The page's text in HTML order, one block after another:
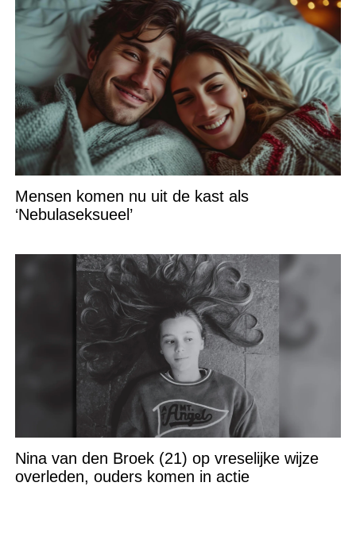
Mensen komen nu uit de kast als
‘Nebulaseksueel’
Nina van den Broek (21) op vreselijke wijze
overleden, ouders komen in actie